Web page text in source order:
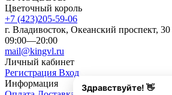
Цветочный король
+7 (423)205-59-06
г. Владивосток, Океанский проспект, 30
09:00—20:00
mail@kingvl.ru
Личный кабинет
Регистрация Вход
Информация